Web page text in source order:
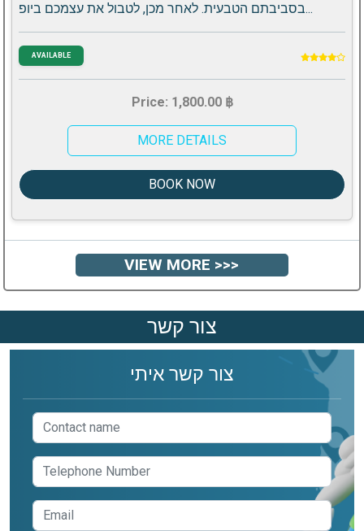
בסביבתם הטבעית. לאחר מכן, לטבול את עצמכם ביופ...
AVAILABLE
Price: 1,800.00 ฿
MORE DETAILS
BOOK NOW
VIEW MORE >>>
צור קשר
צור קשר איתי